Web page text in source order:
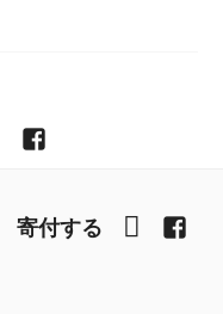
YouTubeFacebook
寄付する